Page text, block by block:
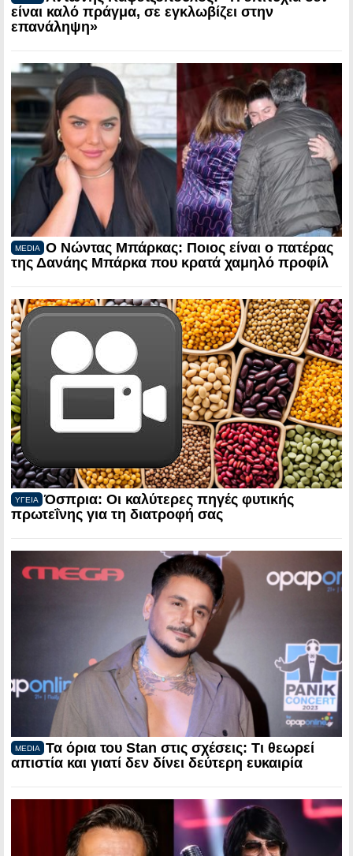
είναι καλό πράγμα, σε εγκλωβίζει στην
επανάληψη»
MEDIA
Ο Νώντας Μπάρκας: Ποιος είναι ο πατέρας
της Δανάης Μπάρκα που κρατά χαμηλό προφίλ
ΥΓΕΙΑ
Όσπρια: Οι καλύτερες πηγές φυτικής
πρωτεΐνης για τη διατροφή σας
MEDIA
Τα όρια του Stan στις σχέσεις: Τι θεωρεί
απιστία και γιατί δεν δίνει δεύτερη ευκαιρία